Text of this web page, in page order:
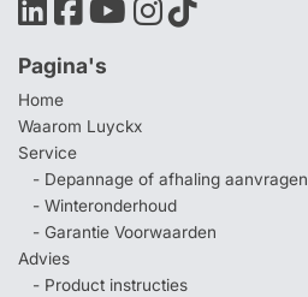
Pagina's
Home
Waarom Luyckx
Service
- Depannage of afhaling aanvragen
- Winteronderhoud
- Garantie Voorwaarden
Advies
- Product instructies